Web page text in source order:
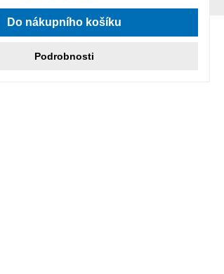
5 z 5 hvězd
Do nákupního košíku
Podrobnosti